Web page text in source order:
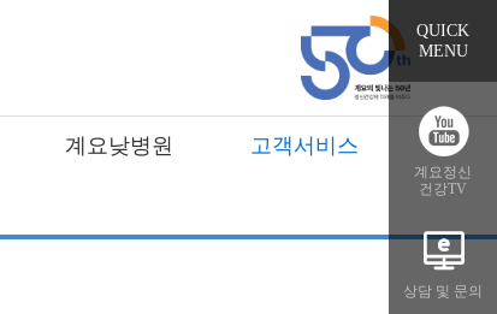
QUICK
MENU
계요정신
건강TV
상담 및 문의
계요낮병원 고객서비스